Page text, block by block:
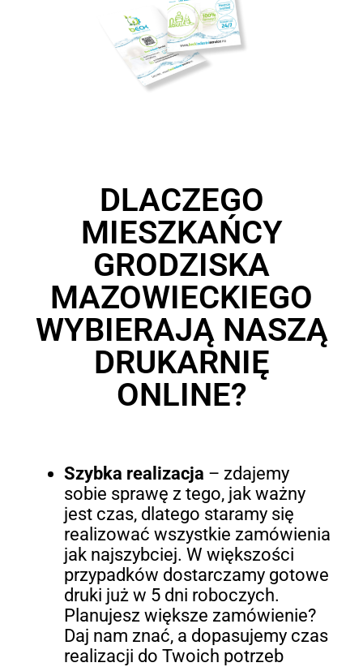
DLACZEGO
MIESZKAŃCY
GRODZISKA
MAZOWIECKIEGO
WYBIERAJĄ NASZĄ
DRUKARNIĘ
ONLINE?
Szybka realizacja – zdajemy
sobie sprawę z tego, jak ważny
jest czas, dlatego staramy się
realizować wszystkie zamówienia
jak najszybciej. W większości
przypadków dostarczamy gotowe
druki już w 5 dni roboczych.
Planujesz większe zamówienie?
Daj nam znać, a dopasujemy czas
realizacji do Twoich potrzeb